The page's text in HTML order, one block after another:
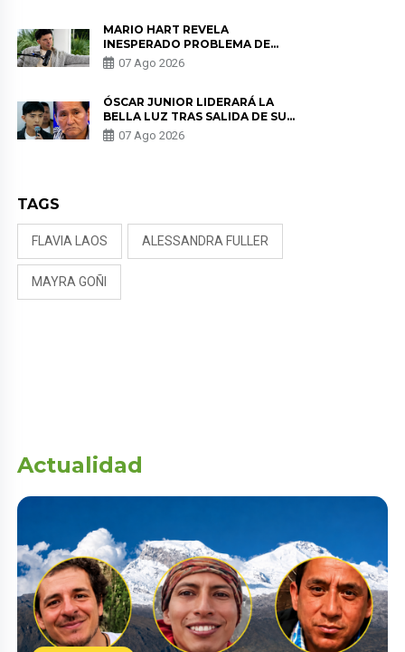
MARIO HART REVELA
INESPERADO PROBLEMA DE
SALUD ANTES DE SEPARARSE DE
KORINA: “ME ENCONTRARON UN
07 Ago 2026
ÓSCAR JUNIOR LIDERARÁ LA
BELLA LUZ TRAS SALIDA DE SU
PADRE POR POLÉMICA CON
NALDY SALDAÑA
07 Ago 2026
TAGS
FLAVIA LAOS ALESSANDRA FULLER
MAYRA GOÑI
Actualidad